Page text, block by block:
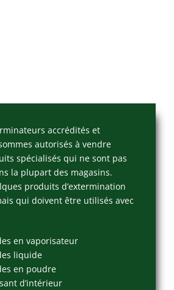
accrédités et
autorisés à vendre
spécialisés qui ne sont pas
la plupart des magasins.
produits d’extermination
qui doivent être utilisés avec
en vaporisateur
liquide
en poudre
d’intérieur